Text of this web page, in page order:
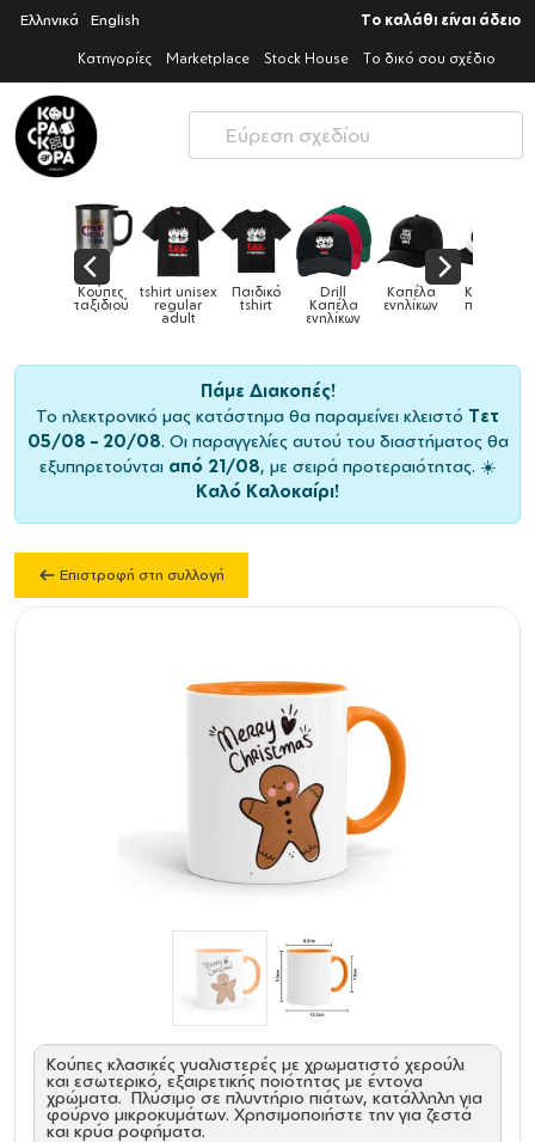
Ελληνικά English Το καλάθι είναι άδειο
Κατηγορίες Marketplace Stock House Το δικό σου σχέδιο
Κούπες
ταξιδιού
tshirt unisex
regular
adult
Παιδικό
tshirt
Drill
Καπέλα
ενηλίκων
Καπέλα
ενηλίκων
Καπέλα
παιδικά
Πάμε Διακοπές!
Το ηλεκτρονικό μας κατάστημα θα παραμείνει κλειστό Τετ
05/08 – 20/08. Οι παραγγελίες αυτού του διαστήματος θα
εξυπηρετούνται από 21/08, με σειρά προτεραιότητας. ☀️
Καλό Καλοκαίρι!
Επιστροφή στη συλλογή
Κούπες κλασικές γυαλιστερές με χρωματιστό χερούλι
και εσωτερικό, εξαιρετικής ποιότητας με έντονα
χρώματα. Πλύσιμο σε πλυντήριο πιάτων, κατάλληλη για
φούρνο μικροκυμάτων. Χρησιμοποιήστε την για ζεστά
και κρύα ροφήματα.